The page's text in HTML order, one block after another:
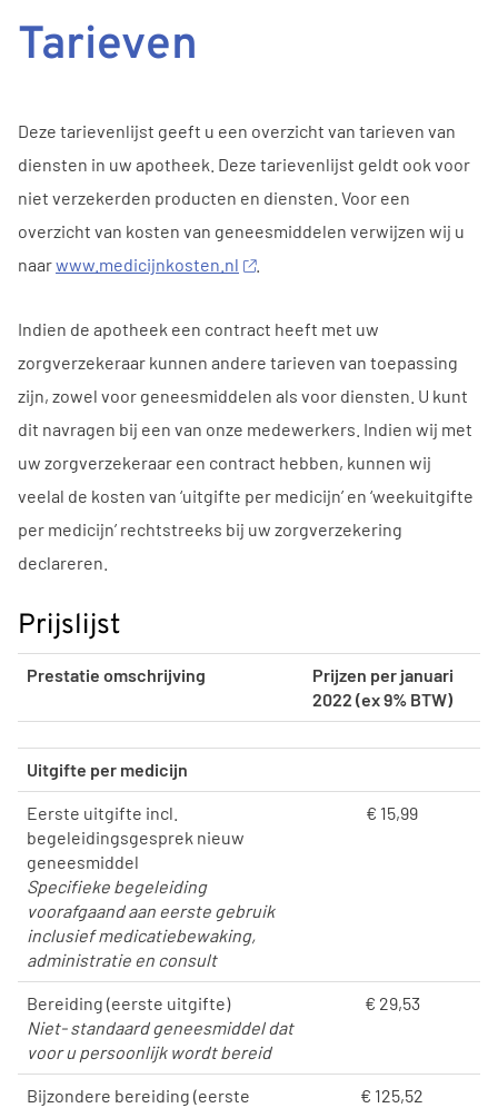
Tarieven
Deze tarievenlijst geeft u een overzicht van tarieven van
diensten in uw apotheek. Deze tarievenlijst geldt ook voor
niet verzekerden producten en diensten. Voor een
overzicht van kosten van geneesmiddelen verwijzen wij u
naarwww.medicijnkosten.nl .
Indien de apotheek een contract heeft met uw
zorgverzekeraar kunnen andere tarieven van toepassing
zijn, zowel voor geneesmiddelen als voor diensten. U kunt
dit navragen bij een van onze medewerkers. Indien wij met
uw zorgverzekeraar een contract hebben, kunnen wij
veelal de kosten van ‘uitgifte per medicijn’ en ‘weekuitgifte
per medicijn’ rechtstreeks bij uw zorgverzekering
declareren.
Prijslijst
Prestatie omschrijving
Prijzen per januari
2022 (ex 9% BTW)
Uitgifte per medicijn
Eerste uitgifte incl.
begeleidingsgesprek nieuw
geneesmiddel
Specifieke begeleiding
voorafgaand aan eerste gebruik
inclusief medicatiebewaking,
administratie en consult
€ 15,99
Bereiding (eerste uitgifte)
Niet- standaard geneesmiddel dat
voor u persoonlijk wordt bereid
€ 29,53
Bijzondere bereiding (eerste
€ 125,52